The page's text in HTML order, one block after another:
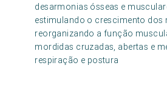
desarmonias ósseas e
estimulando o crescimento dos
reorganizando a função
mordidas cruzadas, abertas e
respiração e postura